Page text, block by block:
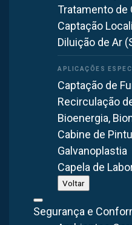
Tratamento de
Captação
Diluição de Ar
Captação de
Recirculação
Bioenergia,
Cabine de
Galvanoplastia
Capela de
Voltar
Segurança e
Vídeo complementar ao
Filtrado: O Que É?